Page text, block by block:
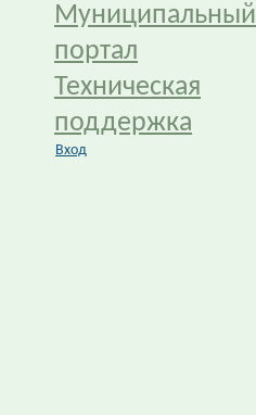
Муниципальный
портал
Техническая
поддержка
Вход